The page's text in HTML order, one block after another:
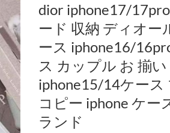
dior iphone17/
ード 収納 ディオー
ース iphone16/
ス カップル お 揃い
iphone15/14ケース
コピー iphone ケー
ランド